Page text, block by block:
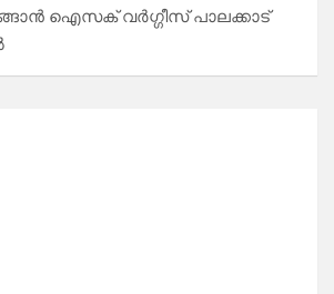
ഐസക് വര്‍ഗ്ഗീസ് പാലക്കാട്